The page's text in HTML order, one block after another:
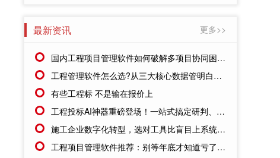
最新资讯 更多>>
国内工程项目管理软件如何破解多项目协同困局?红圈给出答案
工程管理软件怎么选?从三大核心数据管明白开始
有些工程标 不是输在报价上
工程投标AI神器重磅登场！一站式搞定研判、审核、资料管理，从容应对行业新规！
施工企业数字化转型，选对工具比盲目上系统更重要
工程项目管理软件推荐：别等年底才知道亏了!这套系统让每一分钱都有迹可循